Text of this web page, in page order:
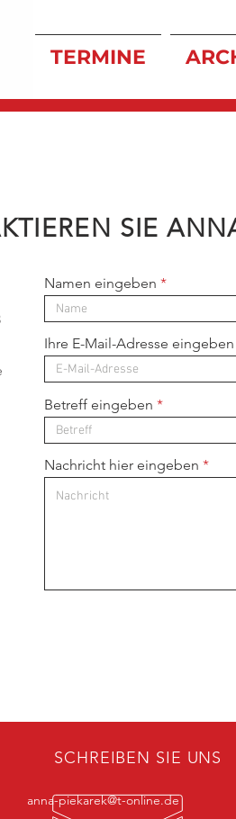
TERMINE
SIE
Namen eingeben
Ihre E-Mail-Adresse eingeben
Betreff eingeben
Nachricht hier eingeben
SCHREIBEN SIE UNS
anna-piekarek@t-online.de